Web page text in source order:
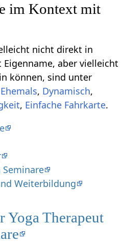
im Kontext mit
nicht direkt in
aber vielleicht
können, sind unter
,
,
,
.
Seminare
Weiterbildung
Yoga Therapeut